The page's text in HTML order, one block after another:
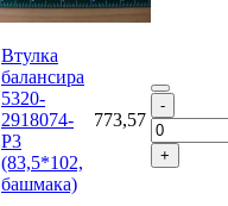
Втулка
балансира
5320-
2918074-
Р3
(83,5*102,
башмака)
773,57